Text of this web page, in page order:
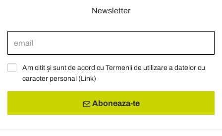
Newsletter
Am citit și sunt de acord cu Termenii de utilizare a datelor cu
caracter personal (Link)
Aboneaza-te